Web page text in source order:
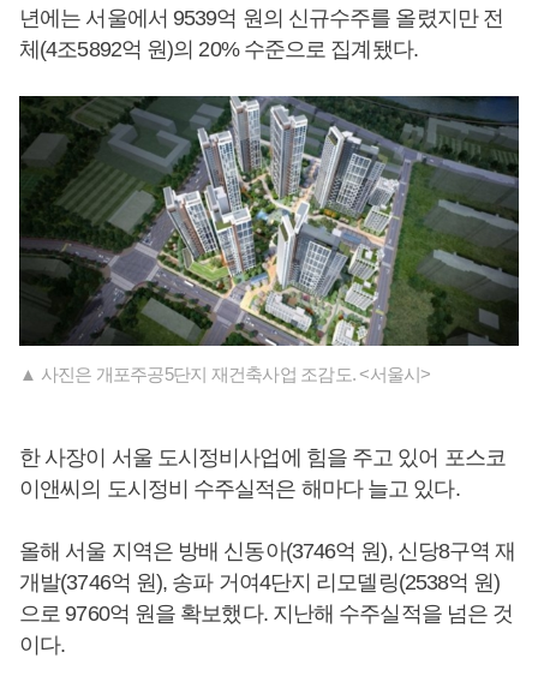
년에는 서울에서 9539억 원의 신규수주를 올렸지만 전
체(4조5892억 원)의 20% 수준으로 집계됐다.
▲ 사진은 개포주공5단지 재건축사업 조감도. <서울시>
한 사장이 서울 도시정비사업에 힘을 주고 있어 포스코
이앤씨의 도시정비 수주실적은 해마다 늘고 있다.
올해 서울 지역은 방배 신동아(3746억 원), 신당8구역 재
개발(3746억 원), 송파 거여4단지 리모델링(2538억 원)
으로 9760억 원을 확보했다. 지난해 수주실적을 넘은 것
이다.